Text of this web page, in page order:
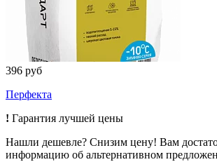
396 руб
Перфекта
! Гарантия лучшей цены
Нашли дешевле? Снизим цену! Вам
информацию об альтернативном